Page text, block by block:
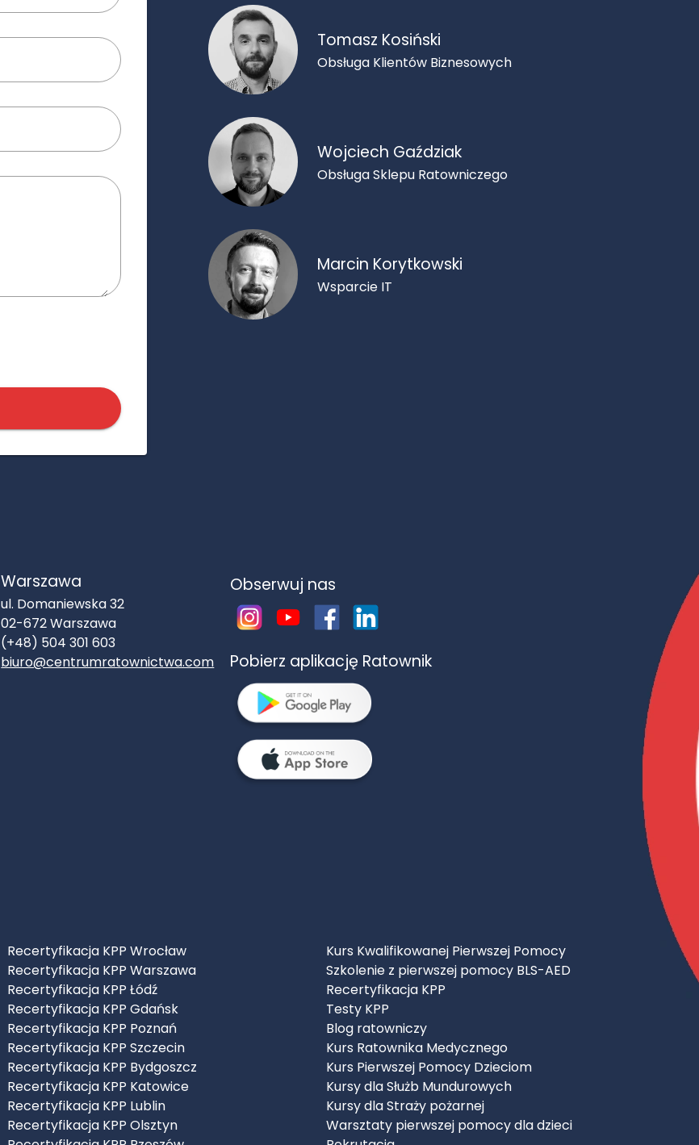
Tomasz Kosiński
Obsługa Klientów Biznesowych
Wojciech Gaździak
Obsługa Sklepu Ratowniczego
Marcin Korytkowski
Wsparcie IT
Warszawa
ul. Domaniewska 32
02-672Warszawa
(+48) 504 301 603
biuro@centrumratownictwa.com
Obserwuj nas
Pobierz aplikację Ratownik
Recertyfikacja KPP Wrocław
Recertyfikacja KPP Warszawa
Recertyfikacja KPP Łódź
Recertyfikacja KPP Gdańsk
Recertyfikacja KPP Poznań
Recertyfikacja KPP Szczecin
Recertyfikacja KPP Bydgoszcz
Recertyfikacja KPP Katowice
Recertyfikacja KPP Lublin
Recertyfikacja KPP Olsztyn
Kurs Kwalifikowanej Pierwszej Pomocy
Szkolenie z pierwszej pomocy BLS-AED
Recertyfikacja KPP
Testy KPP
Blog ratowniczy
Kurs Ratownika Medycznego
Kurs Pierwszej Pomocy Dzieciom
Kursy dla Służb Mundurowych
Kursy dla Straży pożarnej
Warsztaty pierwszej pomocy dla dzieci